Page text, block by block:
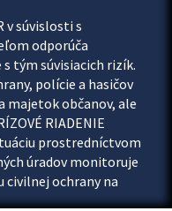
v súvislosti s
odporúča
tým súvisiacich rizík.
polície a hasičov
majetok občanov, ale
RIADENIE
prostredníctvom
úradov monitoruje
civilnej ochrany na